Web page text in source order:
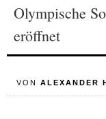
Olympische
eröffnet
VON ALEXANDER